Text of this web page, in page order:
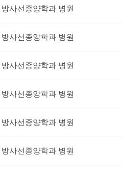
방사선종양학과 병원
방사선종양학과 병원
방사선종양학과 병원
방사선종양학과 병원
방사선종양학과 병원
방사선종양학과 병원